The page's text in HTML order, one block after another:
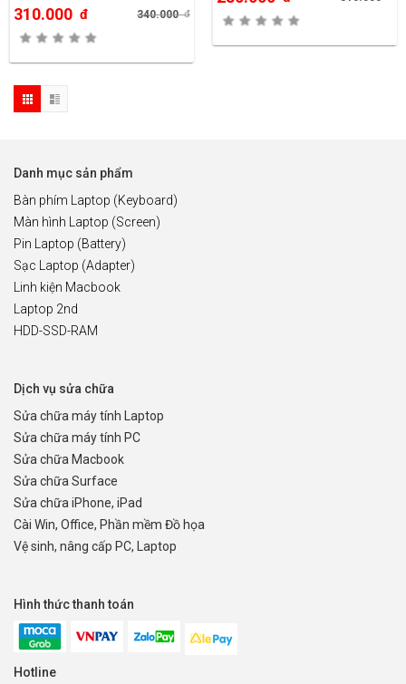
310.000 đ 340.000đ
Danh mục sản phẩm
Bàn phím Laptop (Keyboard)
Màn hình Laptop (Screen)
Pin Laptop (Battery)
Sạc Laptop (Adapter)
Linh kiện Macbook
Laptop 2nd
HDD-SSD-RAM
Dịch vụ sửa chữa
Sửa chữa máy tính Laptop
Sửa chữa máy tính PC
Sửa chữa Macbook
Sửa chữa Surface
Sửa chữa iPhone, iPad
Cài Win, Office, Phần mềm Đồ họa
Vệ sinh, nâng cấp PC, Laptop
Hình thức thanh toán
Hotline